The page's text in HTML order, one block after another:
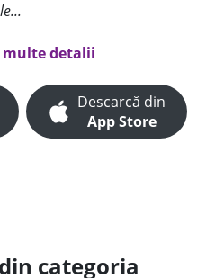
detalii
Descarcă din
App Store
categoria